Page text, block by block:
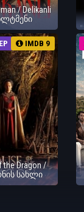
/ Delikanli
IMDB 9
the Dragon /
სახლი